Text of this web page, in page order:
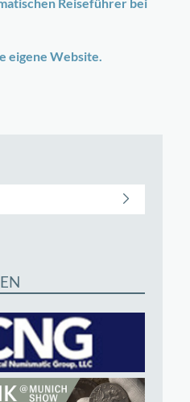
Reiseführer bei
eigene Website.